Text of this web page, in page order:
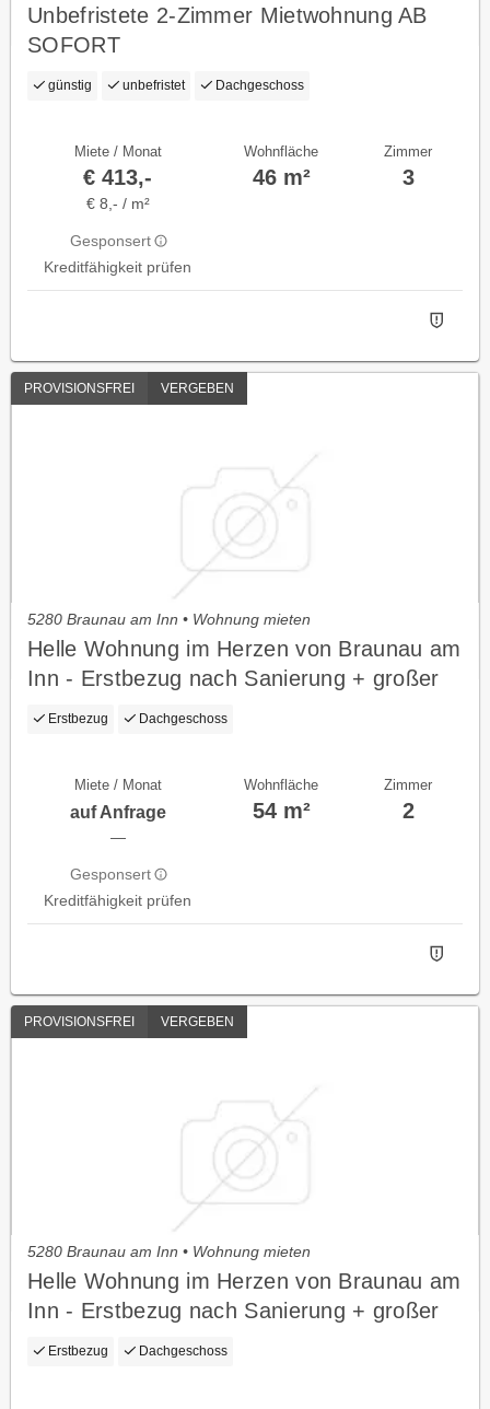
Unbefristete 2-Zimmer Mietwohnung AB
SOFORT
günstig unbefristet Dachgeschoss
Miete / Monat
€ 413,-
€ 8,- / m²
Gesponsert
Kreditfähigkeit prüfen
Wohnfläche
46 m²
Zimmer
3
PROVISIONSFREI VERGEBEN
5280 Braunau am Inn • Wohnung mieten
Helle Wohnung im Herzen von Braunau am
Inn - Erstbezug nach Sanierung + großer
Lager/ Hobbyraum
Erstbezug Dachgeschoss
Miete / Monat
auf Anfrage
—
Gesponsert
Kreditfähigkeit prüfen
Wohnfläche
54 m²
Zimmer
2
PROVISIONSFREI VERGEBEN
5280 Braunau am Inn • Wohnung mieten
Helle Wohnung im Herzen von Braunau am
Inn - Erstbezug nach Sanierung + großer
Lager/ Hobbyraum
Erstbezug Dachgeschoss